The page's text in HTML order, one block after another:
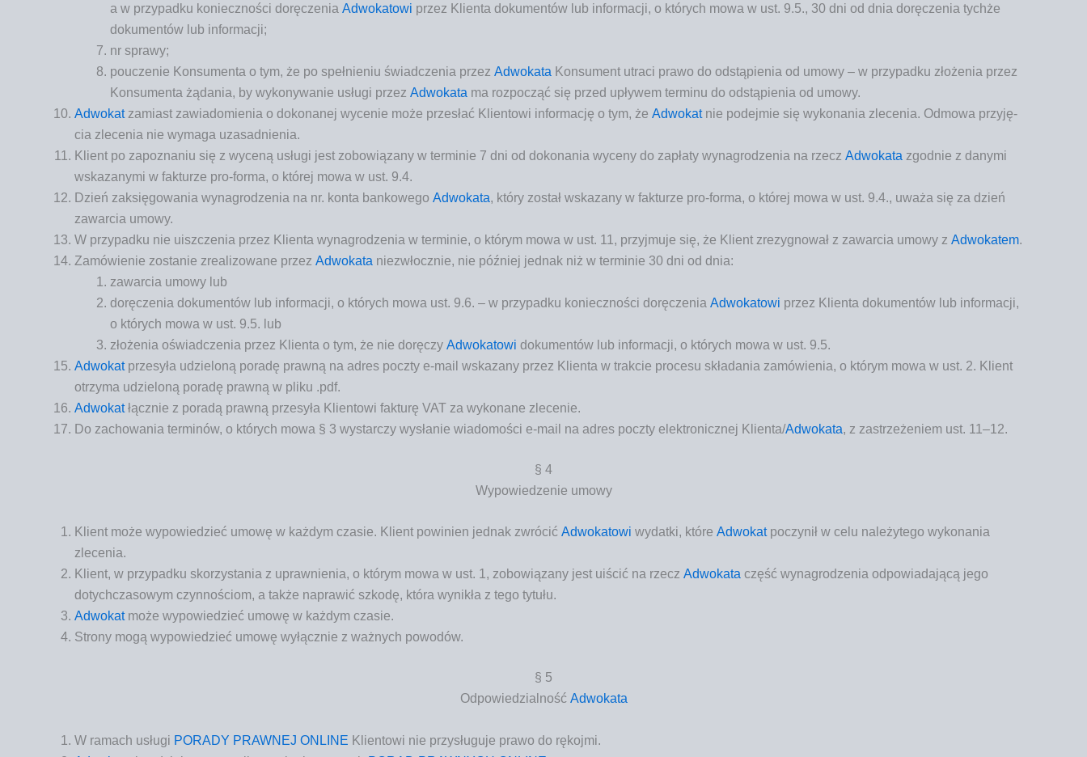
a w przy­pad­ku koniecz­no­ści dorę­cze­nia Adwo­ka­to­wi przez Klien­ta doku­men­tów lub infor­ma­cji, o któ­rych mowa w ust. 9.5., 30 dni od dnia dorę­cze­nia tych­że
doku­men­tów lub informacji;
nr spra­wy;
poucze­nie Kon­su­men­ta o tym, że po speł­nie­niu świad­cze­nia przez Adwo­ka­ta Kon­su­ment utra­ci pra­wo do odstą­pie­nia od umo­wy – w przy­pad­ku zło­że­nia przez
Kon­su­men­ta żąda­nia, by wyko­ny­wa­nie usłu­gi przez Adwo­ka­ta ma roz­po­cząć się przed upły­wem ter­mi­nu do odstą­pie­nia od umowy.
Adwo­katzamiast zawia­do­mie­nia o doko­na­nej wyce­nie może prze­słać Klien­to­wi infor­ma­cję o tym, że Adwo­katnie podej­mie się wyko­na­nia zle­ce­nia. Odmo­wa przy­ję­
cia zle­ce­nia nie wyma­ga uzasadnienia.
Klient po zapo­zna­niu się z wyce­ną usłu­gi jest zobo­wią­za­ny w ter­mi­nie 7 dni od doko­na­nia wyce­ny do zapła­ty wyna­gro­dze­nia na rzecz Adwo­ka­ta zgod­nie z dany­mi
wska­za­ny­mi w fak­tu­rze pro-for­ma, o któ­rej mowa w ust. 9.4.
Dzień zaksię­go­wa­nia wyna­gro­dze­nia na nr. kon­ta ban­ko­we­go Adwo­ka­ta, któ­ry został wska­za­ny w fak­tu­rze pro-for­ma, o któ­rej mowa w ust. 9.4., uwa­ża się za dzień
zawar­cia umowy.
W przy­pad­ku nie uisz­cze­nia przez Klien­ta wyna­gro­dze­nia w ter­mi­nie, o któ­rym mowa w ust. 11, przyj­mu­je się, że Klient zre­zy­gno­wał z zawar­cia umo­wy z Adwo­ka­tem.
Zamó­wie­nie zosta­nie zre­ali­zo­wa­ne przez Adwo­ka­ta nie­zwłocz­nie, nie póź­niej jed­nak niż w ter­mi­nie 30 dni od dnia:
zawar­cia umo­wy lub
dorę­cze­nia doku­men­tów lub infor­ma­cji, o któ­rych mowa ust. 9.6. – w przy­pad­ku koniecz­no­ści dorę­cze­nia Adwo­ka­to­wi przez Klien­ta doku­men­tów lub infor­ma­cji,
o któ­rych mowa w ust. 9.5. lub
zło­że­nia oświad­cze­nia przez Klien­ta o tym, że nie dorę­czy Adwo­ka­to­wi doku­men­tów lub infor­ma­cji, o któ­rych mowa w ust. 9.5.
Adwo­katprze­sy­ła udzie­lo­ną pora­dę praw­ną na adres pocz­ty e‑mail wska­za­ny przez Klien­ta w trak­cie pro­ce­su skła­da­nia zamó­wie­nia, o któ­rym mowa w ust. 2. Klient
otrzy­ma udzie­lo­ną pora­dę praw­ną w pli­ku .pdf.
Adwo­katłącz­nie z pora­dą praw­ną prze­sy­ła Klien­to­wi fak­tu­rę VAT za wyko­na­ne zlecenie.
Do zacho­wa­nia ter­mi­nów, o któ­rych mowa § 3 wystar­czy wysła­nie wia­do­mo­ści e‑mail na adres pocz­ty elek­tro­nicz­nej Klienta/Adwo­ka­ta, z zastrze­że­niem ust. 11–12.
§ 4
Wypo­wie­dze­nie umowy
Klient może wypo­wie­dzieć umo­wę w każ­dym cza­sie. Klient powi­nien jed­nak zwró­cić Adwo­ka­to­wi wydat­ki, któ­re Adwo­katpoczy­nił w celu nale­ży­te­go wyko­na­nia
zlecenia.
Klient, w przy­pad­ku sko­rzy­sta­nia z upraw­nie­nia, o któ­rym mowa w ust. 1, zobo­wią­za­ny jest uiścić na rzecz Adwo­ka­ta część wyna­gro­dze­nia odpo­wia­da­ją­cą jego
dotych­cza­so­wym czyn­no­ściom, a tak­że napra­wić szko­dę, któ­ra wyni­kła z tego tytułu.
Adwo­katmoże wypo­wie­dzieć umo­wę w każ­dym czasie.
Stro­ny mogą wypo­wie­dzieć umo­wę wyłącz­nie z waż­nych powodów.
§ 5
Odpo­wie­dzial­ność Adwo­ka­ta
W ramach usłu­gi PORADY PRAWNEJ ONLINE Klien­to­wi nie przy­słu­gu­je pra­wo do rękojmi.